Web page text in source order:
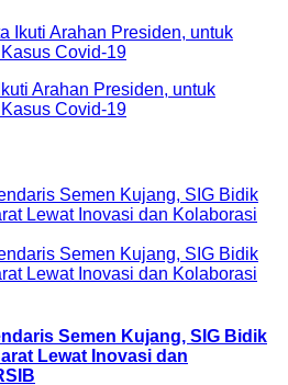
Arahan Presiden, untuk
Covid-19
Semen Kujang, SIG Bidik
Lewat Inovasi dan